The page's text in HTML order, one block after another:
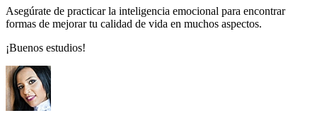
Asegúrate de practicar la inteligencia emocional para encontrar
formas de mejorar tu calidad de vida en muchos aspectos.
¡Buenos estudios!